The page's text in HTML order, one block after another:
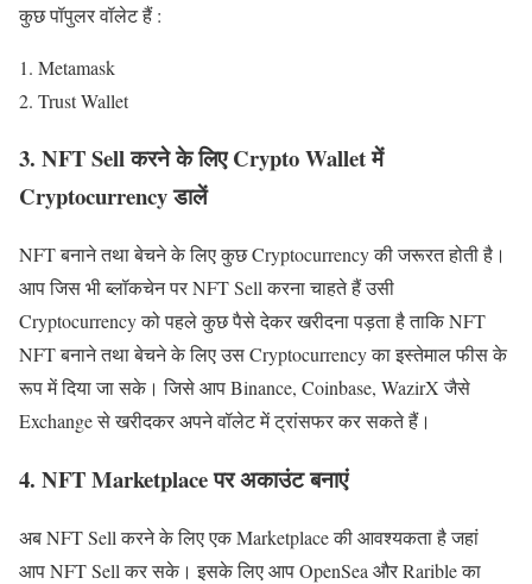
कुछ पॉपुलर वॉलेट हैं :
Metamask
Trust Wallet
3. NFT Sell करने के लिए Crypto Wallet में
Cryptocurrency डालें
NFT बनाने तथा बेचने के लिए कुछ Cryptocurrency की जरूरत होती है।
आप जिस भी ब्लॉकचेन पर NFT Sell करना चाहते हैं उसी
Cryptocurrency को पहले कुछ पैसे देकर खरीदना पड़ता है ताकि NFT
NFT बनाने तथा बेचने के लिए उस Cryptocurrency का इस्तेमाल फीस के
रूप में दिया जा सके। जिसे आप Binance, Coinbase, WazirX जैसे
Exchange से खरीदकर अपने वॉलेट में ट्रांसफर कर सकते हैं।
4. NFT Marketplace पर अकाउंट बनाएं
अब NFT Sell करने के लिए एक Marketplace की आवश्यकता है जहां
आप NFT Sell कर सके। इसके लिए आप OpenSea और Rarible का